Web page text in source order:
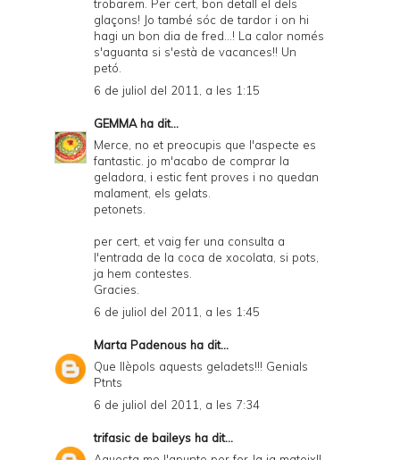
d
P
D
trobarem. Per cert, bon detall el dels
glaçons! Jo també sóc de tardor i on hi
hagi un bon dia de fred...! La calor només
s'aguanta si s'està de vacances!! Un
petó.
6 de juliol del 2011, a les 1:15
GEMMAha dit...
Merce, no et preocupis que l'aspecte es
fantastic. jo m'acabo de comprar la
geladora, i estic fent proves i no quedan
malament, els gelats.
petonets.
per cert, et vaig fer una consulta a
l'entrada de la coca de xocolata, si pots,
ja hem contestes.
Gracies.
6 de juliol del 2011, a les 1:45
Marta Padenous ha dit...
Que llèpols aquests geladets!!! Genials
Ptnts
6 de juliol del 2011, a les 7:34
trifasic de baileys ha dit...